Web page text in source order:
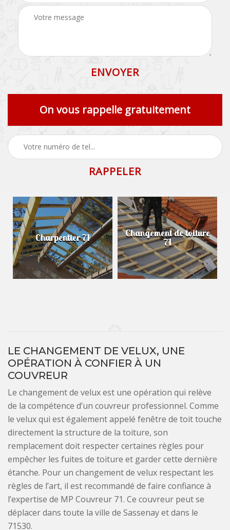
On vous rappelle gratuitement
Charpentier 71 Changement de toiture
71
LE CHANGEMENT DE VELUX, UNE
OPÉRATION À CONFIER À UN
COUVREUR
Le changement de velux est une opération qui relève
de la compétence d’un couvreur professionnel. Comme
le velux qui est également appelé fenêtre de toit touche
directement la structure de la toiture, son
remplacement doit respecter certaines règles pour
empêcher les fuites de toiture et garder cette dernière
étanche. Pour un changement de velux respectant les
règles de l’art, il est recommandé de faire confiance à
l’expertise de MP Couvreur 71. Ce couvreur peut se
déplacer dans toute la ville de Sassenay et dans le
71530.